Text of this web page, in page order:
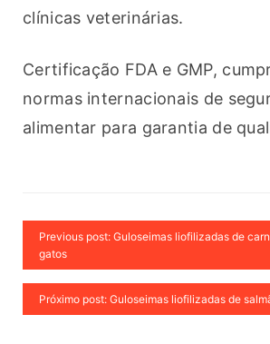
clínicas veterinárias.
Certificação FDA e GMP,
normas internacionais de
alimentar para garantia de
Previous post: Guloseimas liofilizadas de
gatos
Próximo post: Guloseimas liofilizadas de